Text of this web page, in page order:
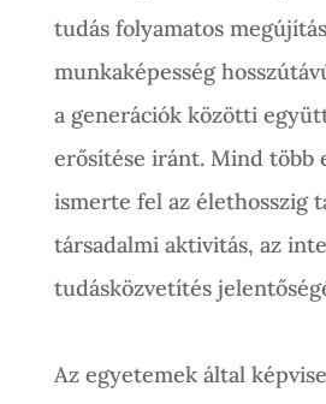
tudás folyamatos
munkaképesség
a generációk közötti
erősítése iránt. Mind több
ismerte fel az élethosszig
társadalmi aktivitás, az
tudásközvetítés
Az egyetemek által